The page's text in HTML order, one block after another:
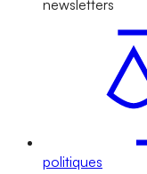
newsletters
politiques